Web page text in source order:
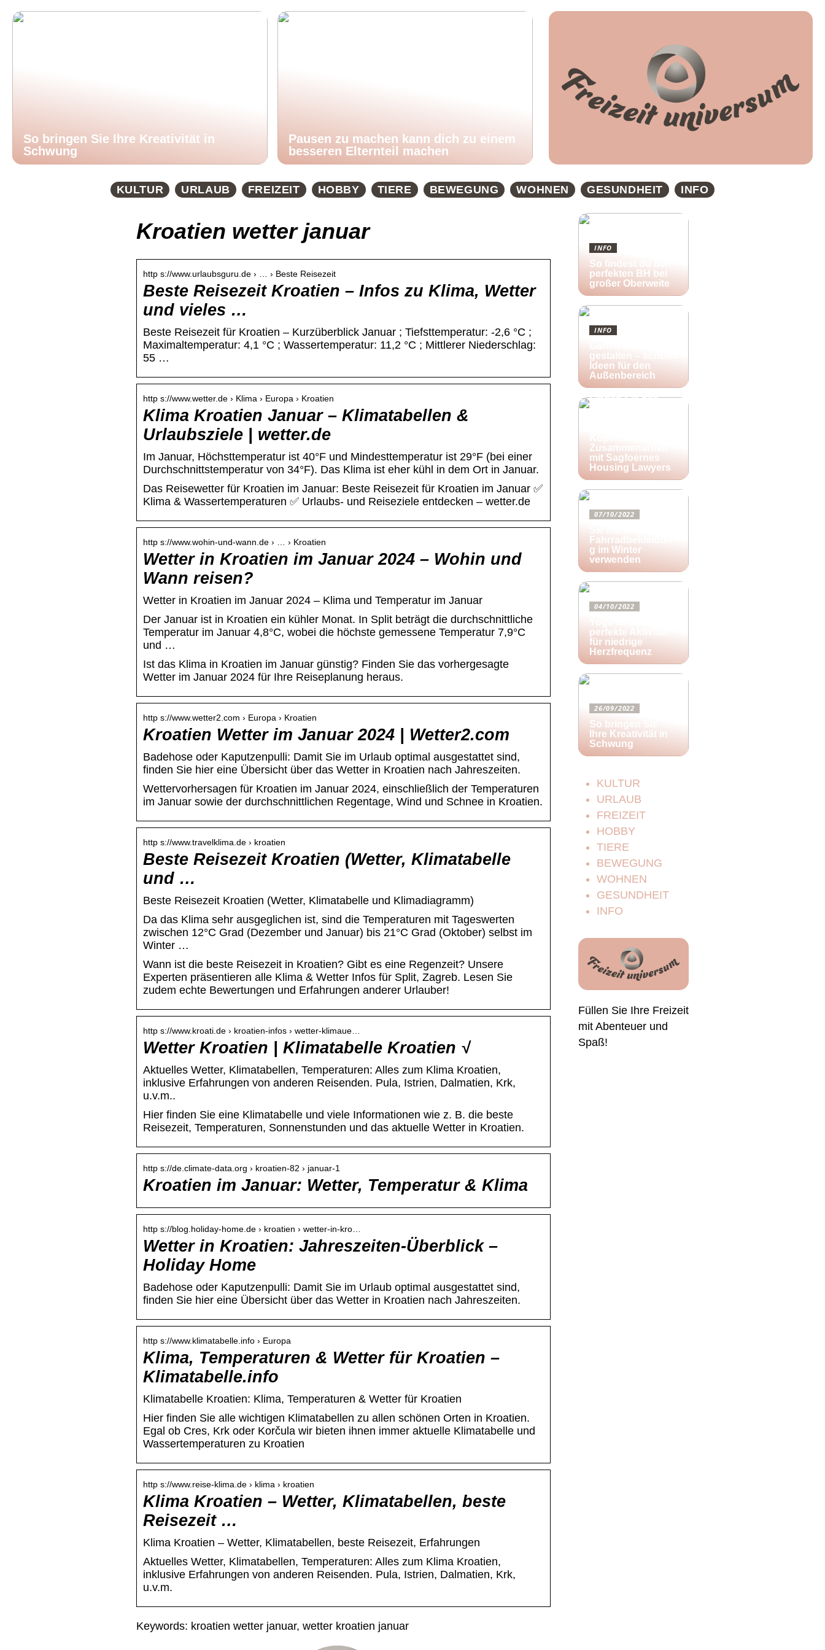
So bringen Sie Ihre Kreativität in
Schwung
Pausen zu machen kann dich zu einem
besseren Elternteil machen
KULTUR URLAUB FREIZEIT HOBBY TIERE BEWEGUNG WOHNEN GESUNDHEIT INFO
Kroatien wetter januar
http s://www.urlaubsguru.de › … › Beste Reisezeit
Beste Reisezeit Kroatien – Infos zu Klima, Wetter
und vieles …
Beste Reisezeit für Kroatien – Kurzüberblick Januar ; Tiefsttemperatur: -2,6 °C ;
Maximaltemperatur: 4,1 °C ; Wassertemperatur: 11,2 °C ; Mittlerer Niederschlag:
55 …
http s://www.wetter.de › Klima › Europa › Kroatien
Klima Kroatien Januar – Klimatabellen &
Urlaubsziele | wetter.de
Im Januar, Höchsttemperatur ist 40°F und Mindesttemperatur ist 29°F (bei einer
Durchschnittstemperatur von 34°F). Das Klima ist eher kühl in dem Ort in Januar.
Das Reisewetter für Kroatien im Januar: Beste Reisezeit für Kroatien im Januar ✅
Klima & Wassertemperaturen ✅ Urlaubs- und Reiseziele entdecken – wetter.de
http s://www.wohin-und-wann.de › … › Kroatien
Wetter in Kroatien im Januar 2024 – Wohin und
Wann reisen?
Wetter in Kroatien im Januar 2024 – Klima und Temperatur im Januar
Der Januar ist in Kroatien ein kühler Monat. In Split beträgt die durchschnittliche
Temperatur im Januar 4,8°C, wobei die höchste gemessene Temperatur 7,9°C
und …
Ist das Klima in Kroatien im Januar günstig? Finden Sie das vorhergesagte
Wetter im Januar 2024 für Ihre Reiseplanung heraus.
http s://www.wetter2.com › Europa › Kroatien
Kroatien Wetter im Januar 2024 | Wetter2.com
Badehose oder Kaputzenpulli: Damit Sie im Urlaub optimal ausgestattet sind,
finden Sie hier eine Übersicht über das Wetter in Kroatien nach Jahreszeiten.
Wettervorhersagen für Kroatien im Januar 2024, einschließlich der Temperaturen
im Januar sowie der durchschnittlichen Regentage, Wind und Schnee in Kroatien.
http s://www.travelklima.de › kroatien
Beste Reisezeit Kroatien (Wetter, Klimatabelle
und …
Beste Reisezeit Kroatien (Wetter, Klimatabelle und Klimadiagramm)
Da das Klima sehr ausgeglichen ist, sind die Temperaturen mit Tageswerten
zwischen 12°C Grad (Dezember und Januar) bis 21°C Grad (Oktober) selbst im
Winter …
Wann ist die beste Reisezeit in Kroatien? Gibt es eine Regenzeit? Unsere
Experten präsentieren alle Klima & Wetter Infos für Split, Zagreb. Lesen Sie
zudem echte Bewertungen und Erfahrungen anderer Urlauber!
http s://www.kroati.de › kroatien-infos › wetter-klimaue…
Wetter Kroatien | Klimatabelle Kroatien √
Aktuelles Wetter, Klimatabellen, Temperaturen: Alles zum Klima Kroatien,
inklusive Erfahrungen von anderen Reisenden. Pula, Istrien, Dalmatien, Krk,
u.v.m..
Hier finden Sie eine Klimatabelle und viele Informationen wie z. B. die beste
Reisezeit, Temperaturen, Sonnenstunden und das aktuelle Wetter in Kroatien.
http s://de.climate-data.org › kroatien-82 › januar-1
Kroatien im Januar: Wetter, Temperatur & Klima
http s://blog.holiday-home.de › kroatien › wetter-in-kro…
Wetter in Kroatien: Jahreszeiten-Überblick –
Holiday Home
Badehose oder Kaputzenpulli: Damit Sie im Urlaub optimal ausgestattet sind,
finden Sie hier eine Übersicht über das Wetter in Kroatien nach Jahreszeiten.
http s://www.klimatabelle.info › Europa
Klima, Temperaturen & Wetter für Kroatien –
Klimatabelle.info
Klimatabelle Kroatien: Klima, Temperaturen & Wetter für Kroatien
Hier finden Sie alle wichtigen Klimatabellen zu allen schönen Orten in Kroatien.
Egal ob Cres, Krk oder Korčula wir bieten ihnen immer aktuelle Klimatabelle und
Wassertemperaturen zu Kroatien
http s://www.reise-klima.de › klima › kroatien
Klima Kroatien – Wetter, Klimatabellen, beste
Reisezeit …
Klima Kroatien – Wetter, Klimatabellen, beste Reisezeit, Erfahrungen
Aktuelles Wetter, Klimatabellen, Temperaturen: Alles zum Klima Kroatien,
inklusive Erfahrungen von anderen Reisenden. Pula, Istrien, Dalmatien, Krk,
u.v.m.
Keywords: kroatien wetter januar, wetter kroatien januar
INFO
So findest du den
perfekten BH bei
großer Oberweite
INFO
gestalten – schöne
Ideen für den
Außenbereich
Finden Sie das
Zusammenarbeit
mit Sagfoernes
Housing Lawyers
07/10/2022
Fahrradbekleidun
g im Winter
verwenden
04/10/2022
perfekte Aktivität
für niedrige
Herzfrequenz
26/09/2022
So bringen Sie
Ihre Kreativität in
Schwung
KULTUR
URLAUB
FREIZEIT
HOBBY
TIERE
BEWEGUNG
WOHNEN
GESUNDHEIT
INFO
Füllen Sie Ihre Freizeit
mit Abenteuer und
Spaß!